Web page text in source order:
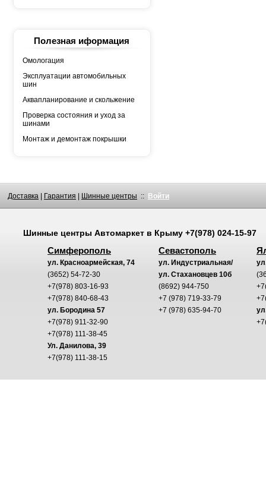
Росава
Полезная иформация
Омологация
Эксплуатации автомобильных
шин
Аквапланирование и скольжение
Проверка состояния и уход за
шинами
Монтаж и демонтаж покрышки
Доставка Гарантия Шинные центры :: Войти
Шинные центры Автомаркетв Крыму +7(978) 024-15-97
Симферополь
ул. Красноармейская, 74
(3652) 54-72-30
+7(978) 803-16-93
+7(978) 840-68-43
ул. Бородина 57
+7(978) 911-32-90
+7(978) 111-38-45
Ул. Данилова, 39
+7(978) 111-38-15
Севастополь
ул. Индустриальная/
ул. Стахановцев 10б
(8692) 944-750
+7 (978) 719-33-79
+7 (978) 635-94-70